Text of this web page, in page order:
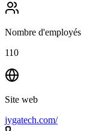
Nombre d'employés
110
Site web
jygatech.com/